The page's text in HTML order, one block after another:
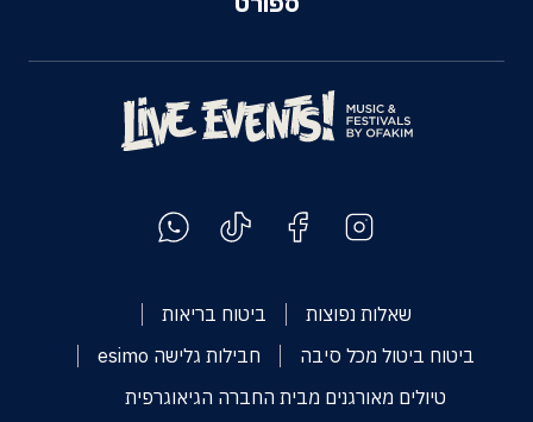
שאלות נפוצות
ביטוח בריאות
ביטוח ביטול מכל סיבה
חבילות גלישה esimo
טיולים מאורגנים מבית החברה הגיאוגרפית